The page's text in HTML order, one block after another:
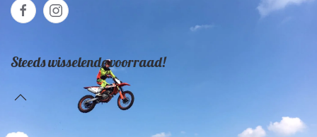
Steeds wisselende voorraad!